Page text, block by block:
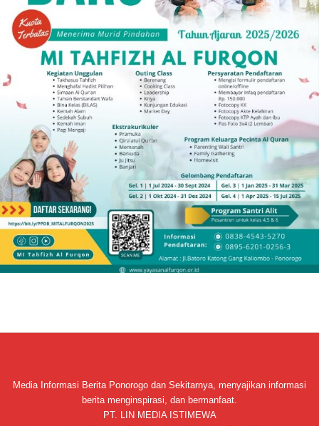
Media Informasi Berita Ponorogo dan Sekitarnya, menyajikan informasi
berita menginspirasi, dan bermanfaat.
PT. LIN MEDIA ISTIMEWA